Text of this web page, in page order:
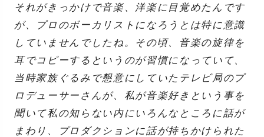
それがきっかけで音楽、洋楽に目覚めたんです
が、プロのボーカリストになろうとは特に意識
していませんでしたね。その頃、音楽の旋律を
耳でコピーするというのが習慣になっていて、
当時家族ぐるみで懇意にしていたテレビ局のプ
ロデューサーさんが、私が音楽好きという事を
聞いて私の知らない内にいろんなところに話が
まわり、プロダクションに話が持ちかけられた